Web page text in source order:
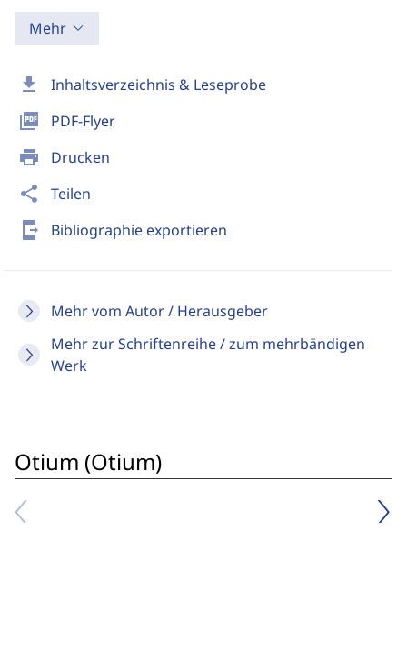
download Inhaltsverzeichnis & Leseprobe
picture_as_pdf PDF-Flyer
print Drucken
share Teilen
send_to_mobile Bibliographie exportieren
Mehr vom Autor / Herausgeber
Mehr zur Schriftenreihe / zum mehrbändigen
Werk
Mehr
Otium (Otium)